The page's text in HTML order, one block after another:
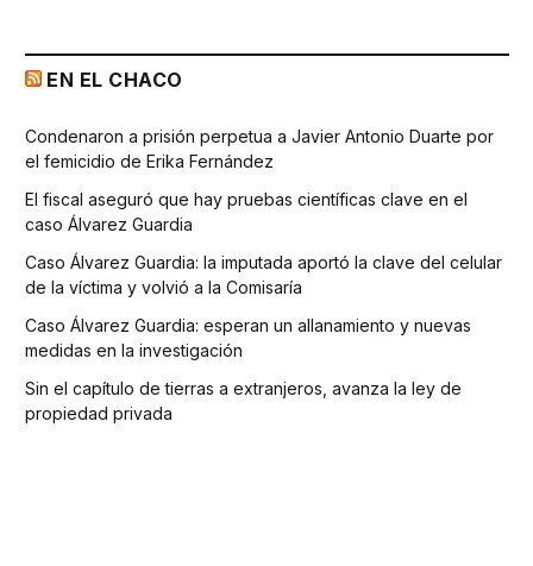
EN EL CHACO
Condenaron a prisión perpetua a Javier Antonio Duarte por
el femicidio de Erika Fernández
El fiscal aseguró que hay pruebas científicas clave en el
caso Álvarez Guardia
Caso Álvarez Guardia: la imputada aportó la clave del celular
de la víctima y volvió a la Comisaría
Caso Álvarez Guardia: esperan un allanamiento y nuevas
medidas en la investigación
Sin el capítulo de tierras a extranjeros, avanza la ley de
propiedad privada